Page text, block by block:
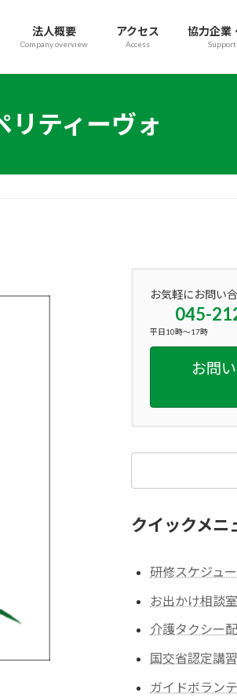
法人概要
Company overview
アクセス
Access
協力企業
ティーヴォ
お気軽にお問い
045-
平日10時～17時
お問
クイックメニ
研修スケジュ
お出かけ相談室
介護タクシー
国交省認定講
ガイドボラン